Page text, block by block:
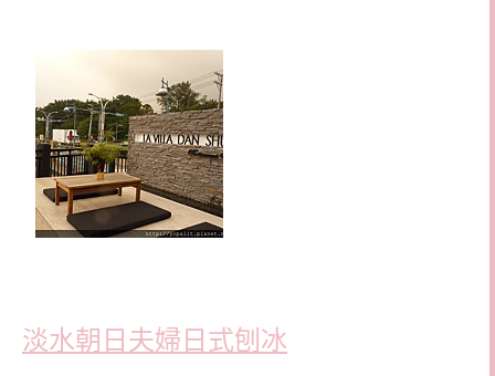
淡水朝日夫婦日式刨冰